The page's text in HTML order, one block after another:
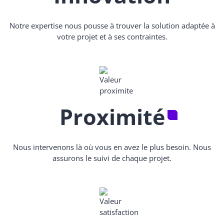
Notre expertise nous pousse à trouver la solution adaptée à
votre projet et à ses contraintes.
Proximité
Nous intervenons là où vous en avez le plus besoin. Nous
assurons le suivi de chaque projet.